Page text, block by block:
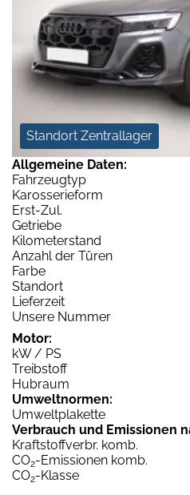
Standort Zentrallager
Allgemeine Daten:
Fahrzeugtyp
Karosserieform
Erst-Zul.
Getriebe
Kilometerstand
Anzahl der Türen
Farbe
Standort
Lieferzeit
Unsere Nummer
Motor:
kW / PS
Treibstoff
Hubraum
Umweltnormen:
Umweltplakette
Verbrauch und Emissionen
Kraftstoffverbr. komb.
CO2-Emissionen komb.
CO2-Klasse